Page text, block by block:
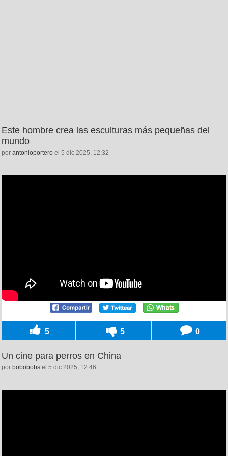
Este hombre crea las esculturas más pequeñas del
mundo
por antonioportero el 5 dic 2025, 12:32
5 5 0
Un cine para perros en China
por bobobobs el 5 dic 2025, 12:46